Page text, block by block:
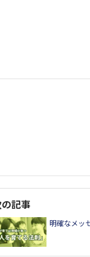
記事
明確なメッ